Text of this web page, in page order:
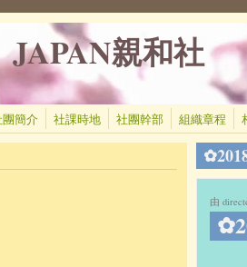
JAPAN親和社
團簡介 社課時地 社團幹部 組織章程
由